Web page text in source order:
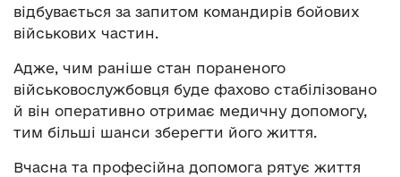
відбувається за запитом командирів бойових
військових частин.
Адже, чим раніше стан пораненого
військовослужбовця буде фахово стабілізовано
й він оперативно отримає медичну допомогу,
тим більші шанси зберегти його життя.
Вчасна та професійна допомога рятує життя